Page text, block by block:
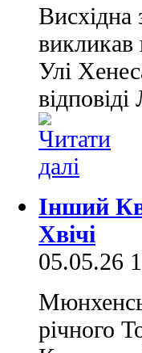
Висхідна
викликав
Улі
Інший
Хвічі
05.05.26
річного